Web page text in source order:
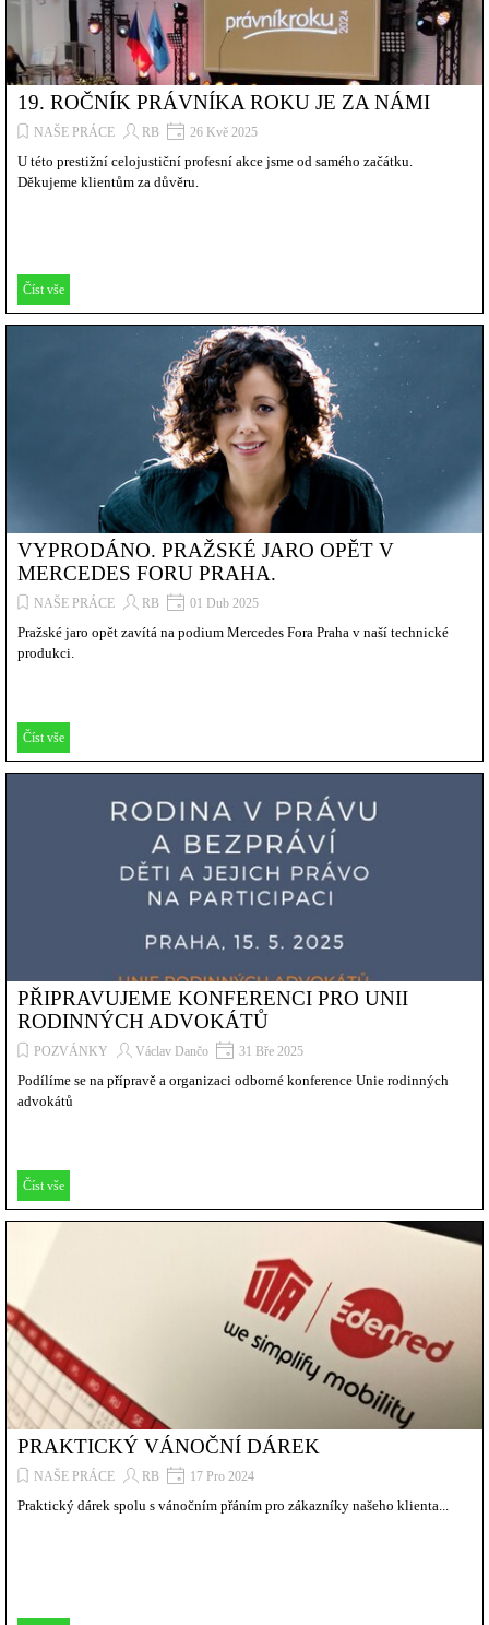
19. ROČNÍK PRÁVNÍKA ROKU JE ZA NÁMI
NAŠE PRÁCE RB 26 Kvě 2025
U této prestižní celojustiční profesní akce jsme od samého začátku.
Děkujeme klientům za důvěru.
Číst vše
VYPRODÁNO. PRAŽSKÉ JARO OPĚT V
MERCEDES FORU PRAHA.
NAŠE PRÁCE RB 01 Dub 2025
Pražské jaro opět zavítá na podium Mercedes Fora Praha v naší technické
produkci.
Číst vše
PŘIPRAVUJEME KONFERENCI PRO UNII
RODINNÝCH ADVOKÁTŮ
POZVÁNKY Václav Dančo 31 Bře 2025
Podílíme se na přípravě a organizaci odborné konference Unie rodinných
advokátů
Číst vše
PRAKTICKÝ VÁNOČNÍ DÁREK
NAŠE PRÁCE RB 17 Pro 2024
Praktický dárek spolu s vánočním přáním pro zákazníky našeho klienta...